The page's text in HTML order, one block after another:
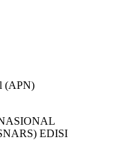
(APN)
EDISI